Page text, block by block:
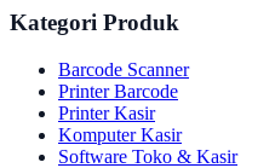
Kategori Produk
Barcode Scanner
Printer Barcode
Printer Kasir
Komputer Kasir
Software Toko & Kasir